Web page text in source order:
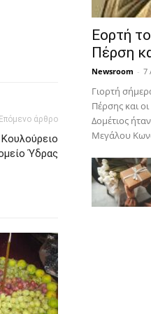
Επόμενο άρθρο
Ύδρας
Εορτή
Πέρση
Newsroom - 7
Γιορτή
Πέρσης και
Δομέτιος
Μεγάλου